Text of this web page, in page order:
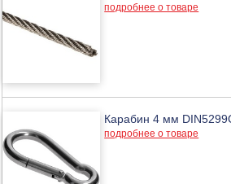
подробнее о товаре
Карабин 4 мм
подробнее о товаре